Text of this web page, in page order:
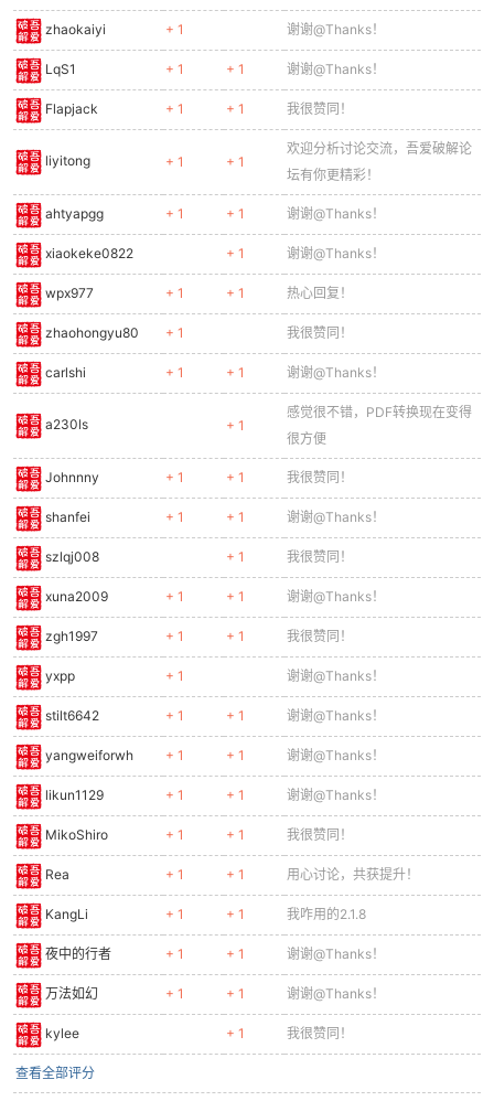
zhaokaiyi + 1 谢谢@Thanks！
LqS1 + 1 + 1 谢谢@Thanks！
Flapjack + 1 + 1 我很赞同！
liyitong + 1 + 1
欢迎分析讨论交流，吾爱破解论
坛有你更精彩！
ahtyapgg + 1 + 1 谢谢@Thanks！
xiaokeke0822 + 1 谢谢@Thanks！
wpx977 + 1 + 1 热心回复！
zhaohongyu80 + 1 我很赞同！
carlshi + 1 + 1 谢谢@Thanks！
a230ls + 1
感觉很不错，PDF转换现在变得
很方便
Johnnny + 1 + 1 我很赞同！
shanfei + 1 + 1 谢谢@Thanks！
szlqj008 + 1 我很赞同！
xuna2009 + 1 + 1 谢谢@Thanks！
zgh1997 + 1 + 1 我很赞同！
yxpp + 1 谢谢@Thanks！
stilt6642 + 1 + 1 谢谢@Thanks！
yangweiforwh + 1 + 1 谢谢@Thanks！
likun1129 + 1 + 1 谢谢@Thanks！
MikoShiro + 1 + 1 我很赞同！
Rea + 1 + 1 用心讨论，共获提升！
KangLi + 1 + 1 我咋用的2.1.8
夜中的行者 + 1 + 1 谢谢@Thanks！
万法如幻 + 1 + 1 谢谢@Thanks！
kylee + 1 我很赞同！
查看全部评分